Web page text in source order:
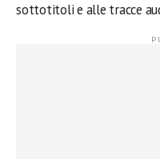
sottotitoli e alle tracce